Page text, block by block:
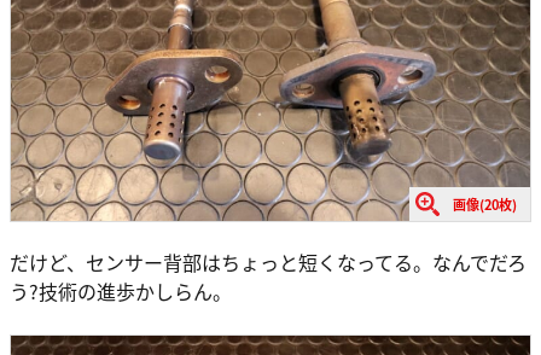
画像(20枚)
だけど、センサー背部はちょっと短くなってる。なんでだろ
う?技術の進歩かしらん。